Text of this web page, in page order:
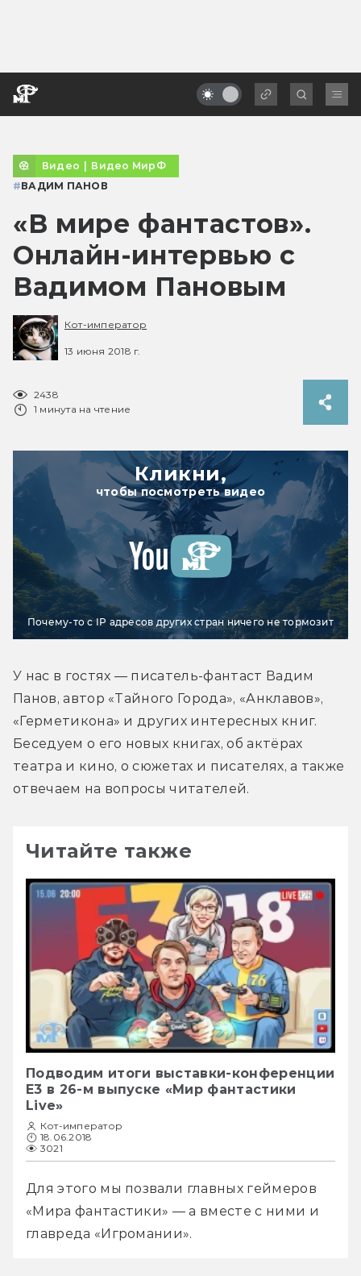
Видео | Видео МирФ
#ВАДИМ ПАНОВ
«В мире фантастов».
Онлайн-интервью с
Вадимом Пановым
Кот-император
13 июня 2018 г.
2438
1 минута на чтение
Кликни,
чтобы посмотреть видео
Почему-то с IP адресов других стран ничего не тормозит
У нас в гостях — писатель-фантаст Вадим
Панов, автор «Тайного Города», «Анклавов»,
«Герметикона» и других интересных книг.
Беседуем о его новых книгах, об актёрах
театра и кино, о сюжетах и писателях, а также
отвечаем на вопросы читателей.
Читайте также
Подводим итоги выставки-конференции
E3 в 26-м выпуске «Мир фантастики
Live»
Кот-император
18.06.2018
3021
Для этого мы позвали главных геймеров
«Мира фантастики» — а вместе с ними и
главреда «Игромании».